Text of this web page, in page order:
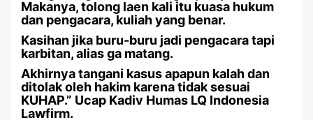
Makanya, tolong laen kali itu kuasa hukum
dan pengacara, kuliah yang benar.
Kasihan jika buru-buru jadi pengacara tapi
karbitan, alias ga matang.
Akhirnya tangani kasus apapun kalah dan
ditolak oleh hakim karena tidak sesuai
KUHAP.” Ucap Kadiv Humas LQ Indonesia
Lawfirm.